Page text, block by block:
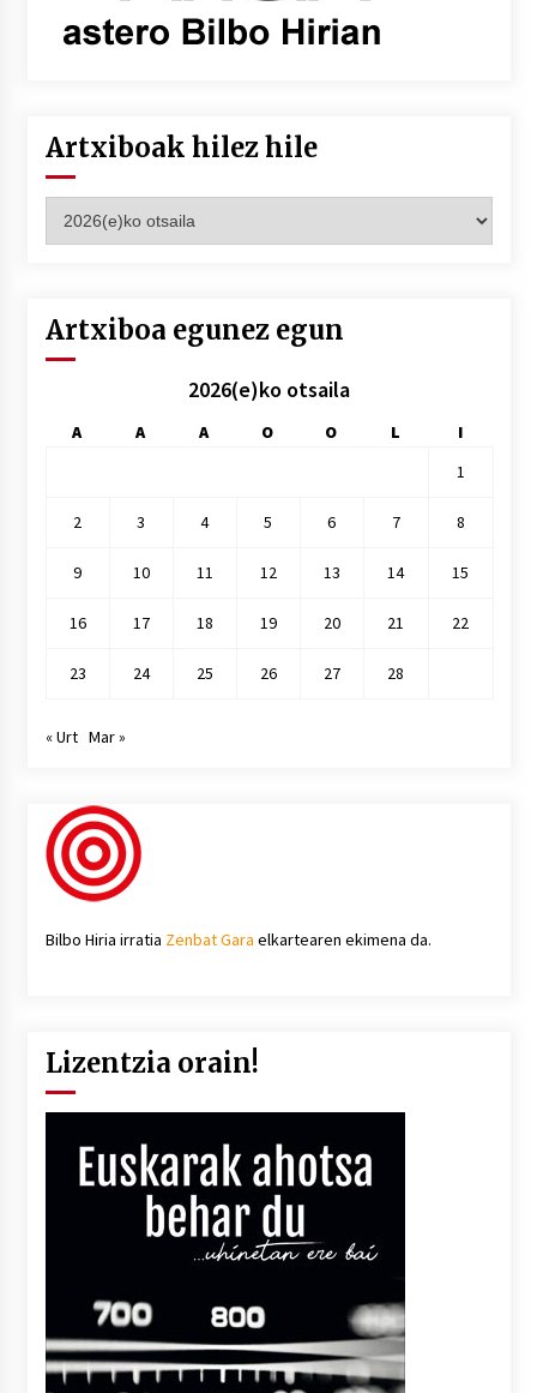
Artxiboak hilez hile
hilez
Artxiboa egunez egun
2026(e)ko otsaila
A A A O O L
I
1
2 3 4 5 6 7 8
9 10 11 12 13 14 15
16 17 18 19 20 21 22
23 24 25 26 27 28
« Urt Mar »
Bilbo Hiria irratia Zenbat Gara elkartearen ekimena da.
Lizentzia orain!